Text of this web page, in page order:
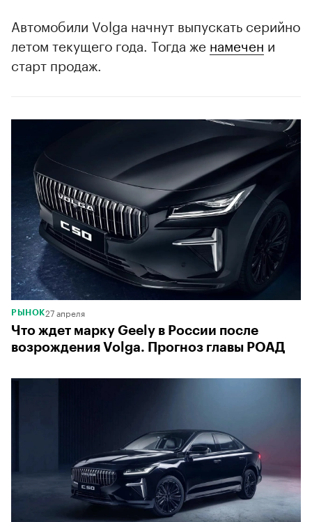
Автомобили Volga начнут выпускать серийно
летом текущего года. Тогда же намечен и
старт продаж.
РЫНОК27 апреля
Что ждет марку Geely в России после
возрождения Volga. Прогноз главы РОАД